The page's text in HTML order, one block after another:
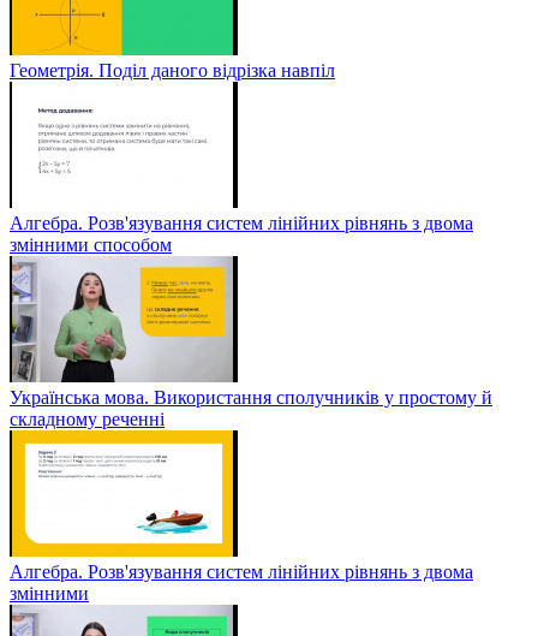
Геометрія. Поділ даного відрізка навпіл
Алгебра. Розв'язування систем лінійних рівнянь з двома
змінними способом
Українська мова. Використання сполучників у простому й
складному реченні
Алгебра. Розв'язування систем лінійних рівнянь з двома
змінними